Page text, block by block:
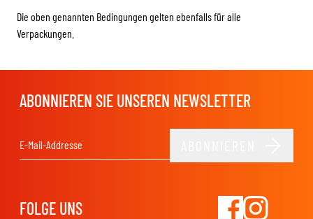
Die oben genannten Bedingungen gelten ebenfalls für alle
Verpackungen.
ABONNIEREN SIE UNSEREN NEWSLETTER
FOLGE UNS